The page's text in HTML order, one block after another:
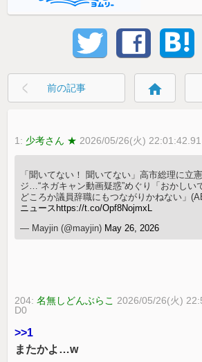
前の記事 home
1: 少考さん ★ 2026/05/26(火)
「聞いてない！ 聞いてない」高市総理に立
ジ…“ネガキャン動画疑惑”めぐり「おかしい
どころか議員辞職にもつながりかねない」
ニュース https://t.co/Opf8NojmxL
— Mayjin (@mayjin) May 26, 2026
204:名無しどんぶらこ 2026/05/26(火)
D0
>>1
またかよ…w